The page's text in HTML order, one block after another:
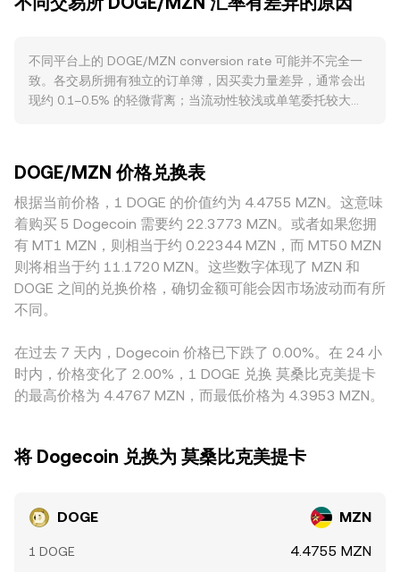
台上币与衍生品合规要求的调整，或对“迷因币”类别的监管表
大额地址的集中进出（鲸鱼地址流动），以及现货与永续合约
的基差变动，都会在短期内改变订单簿平衡，从而影响
DOGE/MZN 的 conversion rate。
中间价。在多家平台之间，数据聚合商会计算成交量加权平均
时，可用公式：MZN 数值 = DOGE 数量 × conversion rate；
反之，DOGE 数量 = MZN 数值 / conversion rate。在部分链
上或跨链包装资产形态下，DOGE 也存在去中心化交易场所的
y/x；当有大额交易或流动性变动时，池内比例变化会即时反映
到 DOGE/MZN 的 conversion rate。
不同平台上的 DOGE/MZN conversion rate 可能并不完全一
致。各交易所拥有独立的订单簿，因买卖力量差异，通常会出
现约 0.1–0.5% 的轻微背离；当流动性较浅或单笔委托较大
价时，区域性与合规因素也会产生影响，例如不同渠道的入出
金效率、当地对加密服务提供商的监管要求及合规成本，都会
反映在报价与点差中。此外，许多平台的 DOGE/MZN 报价实
际通过中间计价资产传导，例如先由 DOGE/USDT、再由
USDT/MZN 的定价链路拼接；当 USDT 相对 MZN 出现轻微
溢价或折价时，会传导到最终的 DOGE/MZN conversion
rate。跨所套利可在一定程度上收敛价差，但受限于手续费、
提现与充币时间、风控与身份验证流程等因素，无法做到完全
DOGE/MZN 价格兑换表
根据当前价格，1 DOGE 的价值约为 4.4755 MZN。这意味
着购买 5 Dogecoin 需要约 22.3773 MZN。或者如果您拥
有 MT1 MZN，则相当于约 0.22344 MZN，而 MT50 MZN
则将相当于约 11.1720 MZN。这些数字体现了 MZN 和
DOGE 之间的兑换价格，确切金额可能会因市场波动而有所
不同。
在过去 7 天内，Dogecoin 价格已下跌了 0.00%。在 24 小
时内，价格变化了 2.00%，1 DOGE 兑换 莫桑比克美提卡
的最高价格为 4.4767 MZN，而最低价格为 4.3953 MZN。
将 Dogecoin 兑换为 莫桑比克美提卡
DOGE MZN
1 DOGE 4.4755 MZN